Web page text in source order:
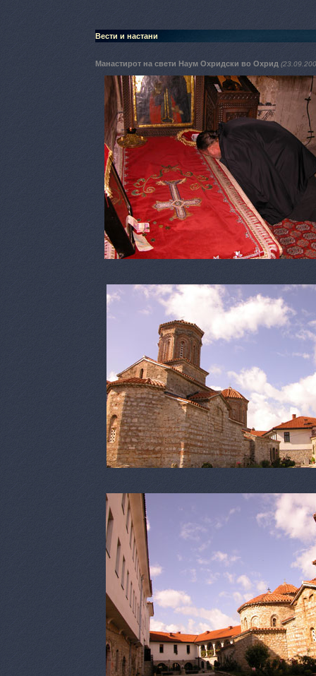
Вести и настани
Манастирот на свети Наум Охридски во Охрид